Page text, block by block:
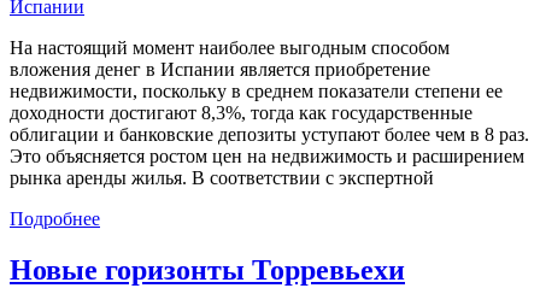
На настоящий момент наиболее выгодным способом
вложения денег в Испании является приобретение
недвижимости, поскольку в среднем показатели степени ее
доходности достигают 8,3%, тогда как государственные
облигации и банковские депозиты уступают более чем в 8 раз.
Это объясняется ростом цен на недвижимость и расширением
рынка аренды жилья. В соответствии с экспертной
Подробнее
Новые горизонты Торревьехи